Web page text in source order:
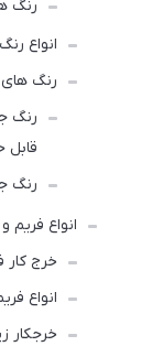
رنگ
انواع
رنگ
قابل
رنگ‌
انواع فریم
خرج کار
انواع
خرجکار